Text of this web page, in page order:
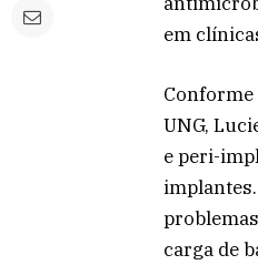
em
Conforme
UNG,
e peri-
carga de